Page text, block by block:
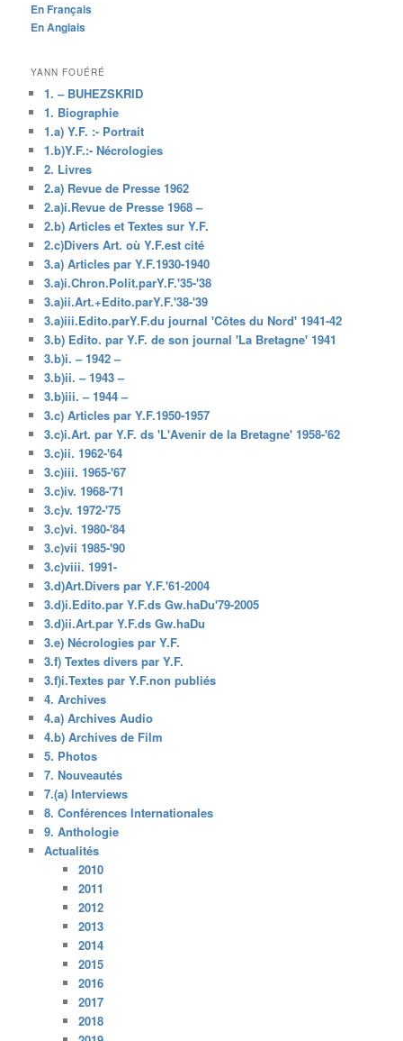
En Français
En Anglais
YANN FOUÉRÉ
1. – BUHEZSKRID
1. Biographie
1.a) Y.F. :- Portrait
1.b)Y.F.:- Nécrologies
2. Livres
2.a) Revue de Presse 1962
2.a)i.Revue de Presse 1968 –
2.b) Articles et Textes sur Y.F.
2.c)Divers Art. où Y.F.est cité
3.a) Articles par Y.F.1930-1940
3.a)i.Chron.Polit.parY.F.'35-'38
3.a)ii.Art.+Edito.parY.F.'38-'39
3.a)iii.Edito.parY.F.du journal 'Côtes du Nord' 1941-42
3.b) Edito. par Y.F. de son journal 'La Bretagne' 1941
3.b)i. – 1942 –
3.b)ii. – 1943 –
3.b)iii. – 1944 –
3.c) Articles par Y.F.1950-1957
3.c)i.Art. par Y.F. ds 'L'Avenir de la Bretagne' 1958-'62
3.c)ii. 1962-'64
3.c)iii. 1965-'67
3.c)iv. 1968-'71
3.c)v. 1972-'75
3.c)vi. 1980-'84
3.c)vii 1985-'90
3.c)viii. 1991-
3.d)Art.Divers par Y.F.'61-2004
3.d)i.Edito.par Y.F.ds Gw.haDu'79-2005
3.d)ii.Art.par Y.F.ds Gw.haDu
3.e) Nécrologies par Y.F.
3.f) Textes divers par Y.F.
3.f)i.Textes par Y.F.non publiés
4. Archives
4.a) Archives Audio
4.b) Archives de Film
5. Photos
7. Nouveautés
7.(a) Interviews
8. Conférences Internationales
9. Anthologie
Actualités
2010
2011
2012
2013
2014
2015
2016
2017
2018